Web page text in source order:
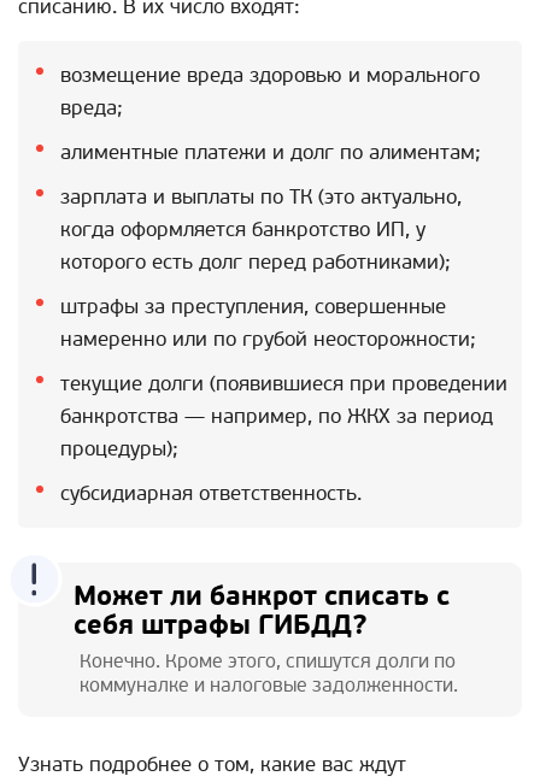
списанию. В их число входят:
возмещение вреда здоровью и морального
вреда;
алиментные платежи и долг по алиментам;
зарплата и выплаты по ТК (это актуально,
когда оформляется банкротство ИП, у
которого есть долг перед работниками);
штрафы за преступления, совершенные
намеренно или по грубой неосторожности;
текущие долги (появившиеся при проведении
банкротства — например, по ЖКХ за период
процедуры);
субсидиарная ответственность.
Может ли банкрот списать с
себя штрафы ГИБДД?
Конечно. Кроме этого, спишутся долги по
коммуналке и налоговые задолженности.
Узнать подробнее о том, какие вас ждут